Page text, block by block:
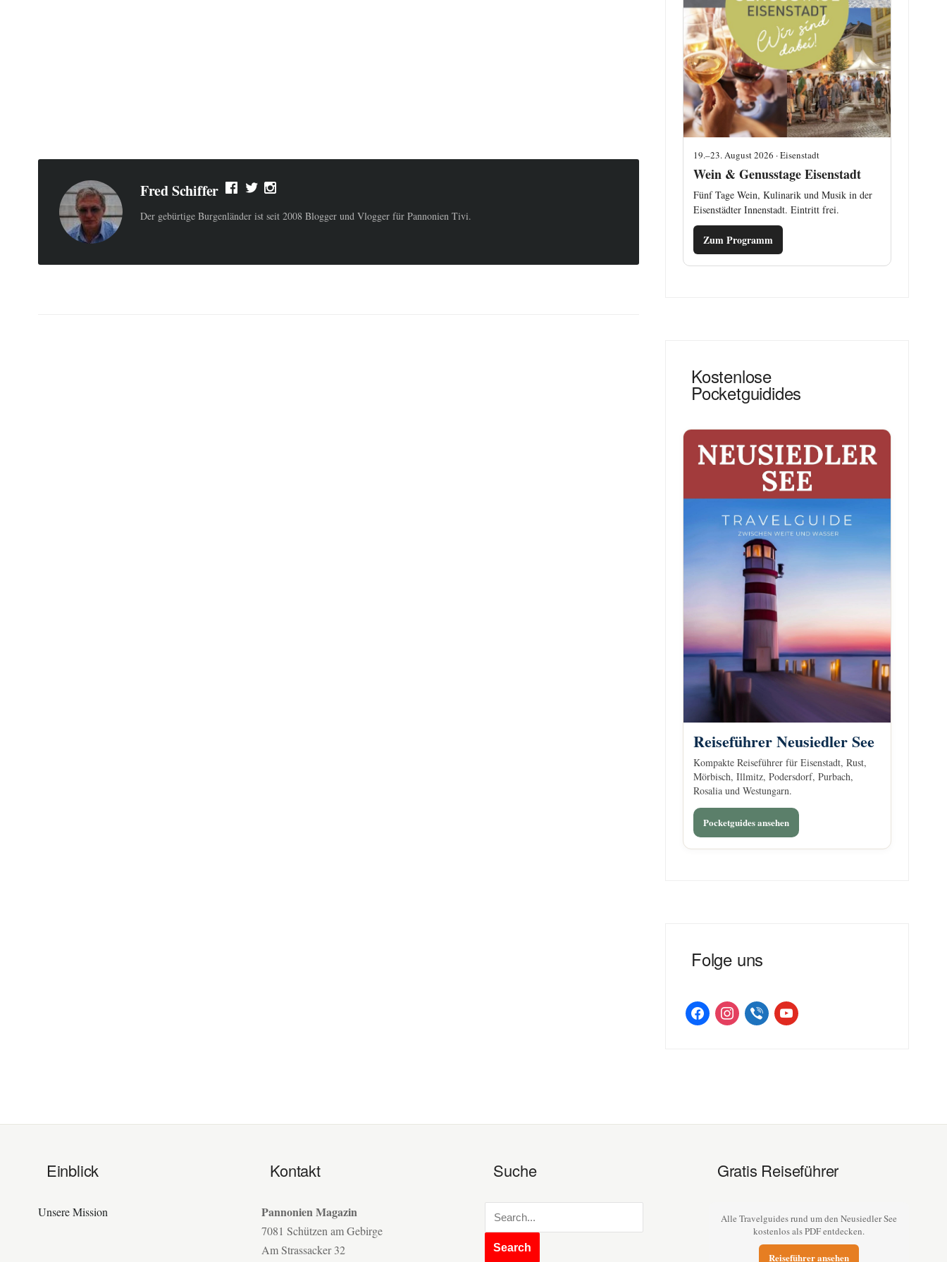
Fred Schiffer
Der gebürtige Burgenländer ist seit 2008 Blogger und Vlogger für Pannonien Tivi.
19.–23. August 2026 · Eisenstadt
Wein & Genusstage Eisenstadt
Fünf Tage Wein, Kulinarik und Musik in der
Eisenstädter Innenstadt. Eintritt frei.
Zum Programm
Kostenlose
Pocketguidides
Reiseführer Neusiedler See
Kompakte Reiseführer für Eisenstadt, Rust,
Mörbisch, Illmitz, Podersdorf, Purbach,
Rosalia und Westungarn.
Pocketguides ansehen
Folge uns
facebookinstagramviber youtube
Einblick
Unsere Mission
Kontakt
Pannonien Magazin
7081 Schützen am Gebirge
Am Strassacker 32
Suche Gratis Reiseführer
Alle Travelguides rund um den Neusiedler See
kostenlos als PDF entdecken.
Reiseführer ansehen